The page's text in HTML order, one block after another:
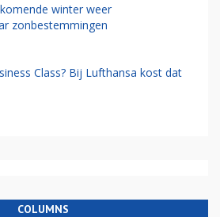
winter weer
zonbestemmingen
Class? Bij Lufthansa kost dat
COLUMNS